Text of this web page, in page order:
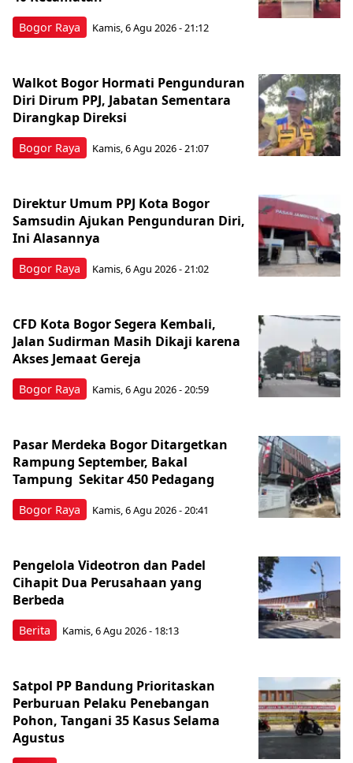
Bogor Raya Kamis, 6 Agu 2026 - 21:12
Bogor Raya
Walkot Bogor Hormati Pengunduran
Diri Dirum PPJ, Jabatan Sementara
Dirangkap Direksi
Kamis, 6 Agu 2026 - 21:07
Bogor Raya
Direktur Umum PPJ Kota Bogor
Samsudin Ajukan Pengunduran Diri,
Ini Alasannya
Kamis, 6 Agu 2026 - 21:02
Bogor Raya
CFD Kota Bogor Segera Kembali,
Jalan Sudirman Masih Dikaji karena
Akses Jemaat Gereja
Kamis, 6 Agu 2026 - 20:59
Bogor Raya
Pasar Merdeka Bogor Ditargetkan
Rampung September, Bakal
Tampung Sekitar 450 Pedagang
Kamis, 6 Agu 2026 - 20:41
Berita
Pengelola Videotron dan Padel
Cihapit Dua Perusahaan yang
Berbeda
Kamis, 6 Agu 2026 - 18:13
Satpol PP Bandung Prioritaskan
Perburuan Pelaku Penebangan
Pohon, Tangani 35 Kasus Selama
Agustus